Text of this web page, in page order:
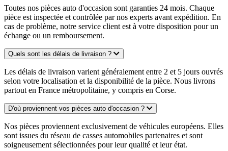
Toutes nos pièces auto d'occasion sont garanties 24 mois. Chaque
pièce est inspectée et contrôlée par nos experts avant expédition. En
cas de problème, notre service client est à votre disposition pour un
échange ou un remboursement.
Quels sont les délais de livraison ?
Les délais de livraison varient généralement entre 2 et 5 jours ouvrés
selon votre localisation et la disponibilité de la pièce. Nous livrons
partout en France métropolitaine, y compris en Corse.
D'où proviennent vos pièces auto d'occasion ?
Nos pièces proviennent exclusivement de véhicules européens. Elles
sont issues du réseau de casses automobiles partenaires et sont
soigneusement sélectionnées pour leur qualité et leur état.